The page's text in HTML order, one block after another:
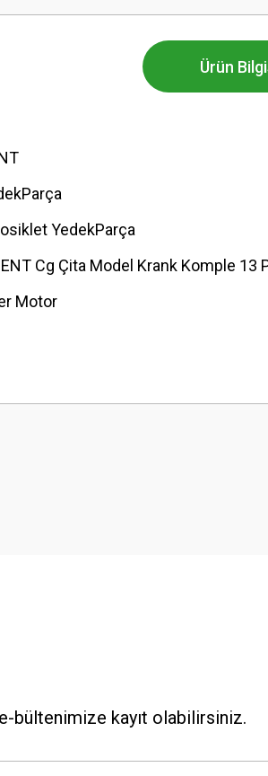
Ürün
YedekParça
Cg Çita Model Krank Komple 13
Motor
için teşekkür ederiz.
bültenimize kayıt olabilirsiniz.